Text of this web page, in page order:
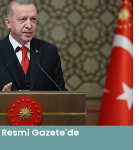
Gazete'de